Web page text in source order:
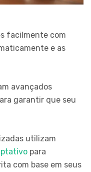
facilmente com
e as
avançados
garantir que seu
utilizam
para
com base em seus